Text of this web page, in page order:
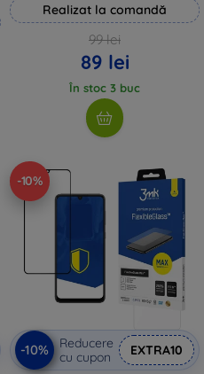
Realizat la comandă
99 lei
89 lei
În stoc 3 buc
-10%
-10%
Reducere
cu cupon
EXTRA10